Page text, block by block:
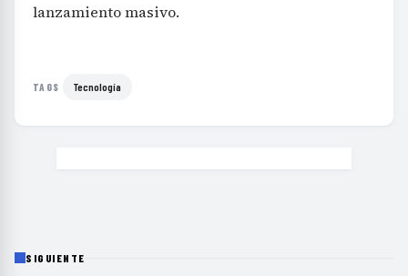
lanzamiento masivo.
TAGS Tecnología
SIGUIENTE